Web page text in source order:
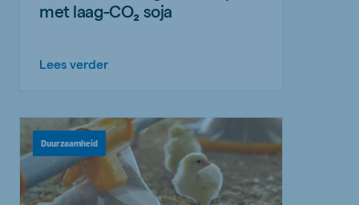
met laag-CO₂ soja
Lees verder
Duurzaamheid